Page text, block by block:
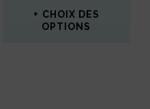
CHOIX DES
OPTIONS